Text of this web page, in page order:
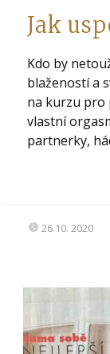
Jak
Kdo by
blažeností a
na kurzu pro
vlastní
partnerky,
26.10. 2020